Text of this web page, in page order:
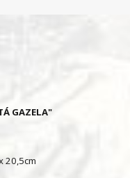
GAZELA"
20,5cm